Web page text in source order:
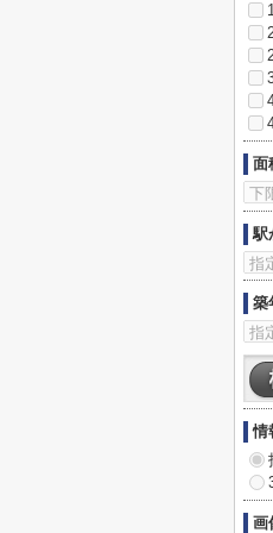
面
駅
築
情
画